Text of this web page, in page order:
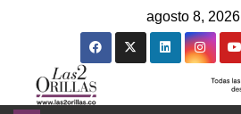
agosto 8, 2026